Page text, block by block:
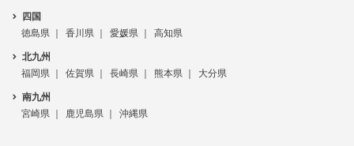
四国
徳島県
香川県 愛媛県 高知県
北九州
福岡県
佐賀県 長崎県 熊本県 大分県
南九州
宮崎県
鹿児島県 沖縄県